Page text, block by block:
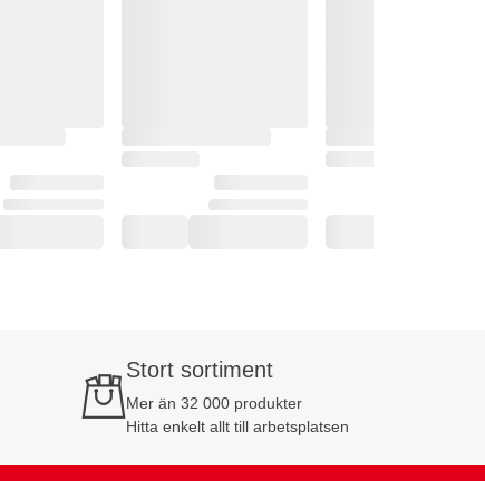
Stort sortiment
Mer än 32 000 produkter
Hitta enkelt allt till arbetsplatsen